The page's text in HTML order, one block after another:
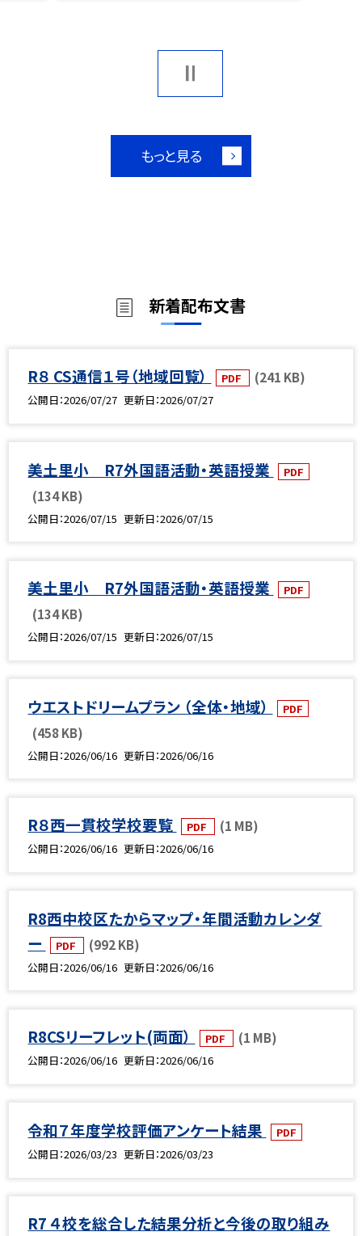
もっと見る
新着配布文書
R８ CS通信１号（地域回覧） PDF (241 KB)
公開日 2026/07/27 更新日 2026/07/27
美土里小 R7外国語活動・英語授業 PDF
(134 KB)
公開日 2026/07/15 更新日 2026/07/15
美土里小 R7外国語活動・英語授業 PDF
(134 KB)
公開日 2026/07/15 更新日 2026/07/15
ウエストドリームプラン （全体・地域） PDF
(458 KB)
公開日 2026/06/16 更新日 2026/06/16
R８西一貫校学校要覧 PDF (1 MB)
公開日 2026/06/16 更新日 2026/06/16
R8西中校区たからマップ・年間活動カレンダ
ー
PDF (992 KB)
公開日 2026/06/16 更新日 2026/06/16
R8CSリーフレット(両面） PDF (1 MB)
公開日 2026/06/16 更新日 2026/06/16
令和７年度学校評価アンケート結果
PDF
公開日 2026/03/23 更新日 2026/03/23
R7 ４校を総合した結果分析と今後の取り組み